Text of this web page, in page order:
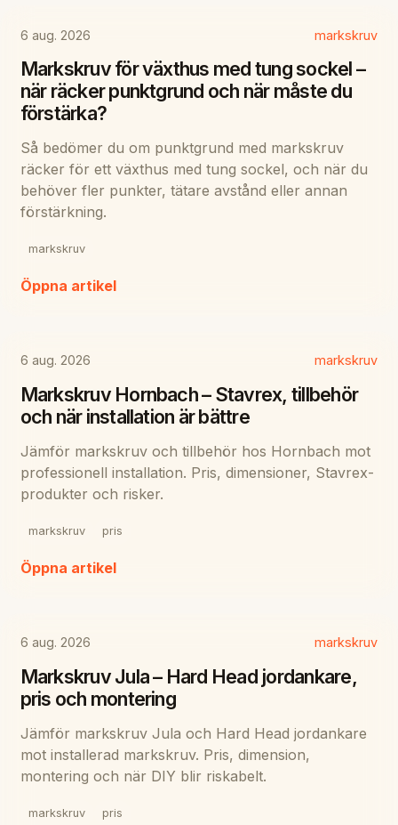
6 aug. 2026 markskruv
Markskruv för växthus med tung sockel –
när räcker punktgrund och när måste du
förstärka?
Så bedömer du om punktgrund med markskruv
räcker för ett växthus med tung sockel, och när du
behöver fler punkter, tätare avstånd eller annan
förstärkning.
markskruv
Öppna artikel
6 aug. 2026 markskruv
Markskruv Hornbach – Stavrex, tillbehör
och när installation är bättre
Jämför markskruv och tillbehör hos Hornbach mot
professionell installation. Pris, dimensioner, Stavrex-
produkter och risker.
markskruv pris
Öppna artikel
6 aug. 2026 markskruv
Markskruv Jula – Hard Head jordankare,
pris och montering
Jämför markskruv Jula och Hard Head jordankare
mot installerad markskruv. Pris, dimension,
montering och när DIY blir riskabelt.
markskruv pris